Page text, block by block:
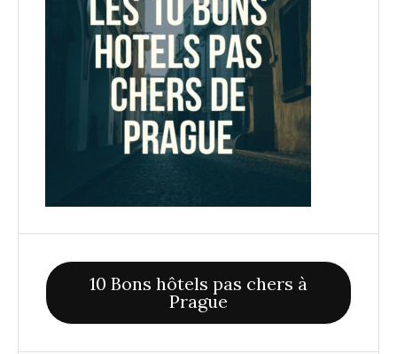
10 Bons hôtels pas chers à
Prague